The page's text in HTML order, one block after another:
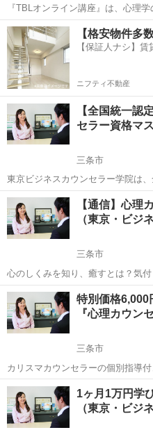
『TBLオンライン講座』は、心理
クが、世界中どこにいても、いつ
タブレットで学べます。 心理カウ
アップをしたい人向けのオンライ
新潟 三条市 セラピー
【格安物件多
【保証人ナシ】賃
ニフティ不動産
【全国統一認
セラー資格マ
三条市
東京ビジネスカウンセラー学院は
定教育機関上級指定校です。 メンタル不調を抱える方が増える中、日
本でも心理カウンセラーの需要が
国統一の心理カウンセラー資格が
新潟 三条市 心理学
【通信】心理
（東京・ビジ
三条市
心のしくみを知り、癒すとは？気
心に寄り添うプロのカウンセラー
を身につけます。更に、自分の癒
との関わりやお仕事での人間関係
新潟 三条市 心理学
特別価格6,000
『心理カウン
三条市
カリスマカウンセラーの個別指導
受講後、プロカウンセラーの個人
スです。 ～コース受講の流れ～ ①第１部～第4部の動画セミナーを受
講 ↓ ②課題提出 ...
新潟 三条市 心理学
1ヶ月1万円学
（東京・ビジ